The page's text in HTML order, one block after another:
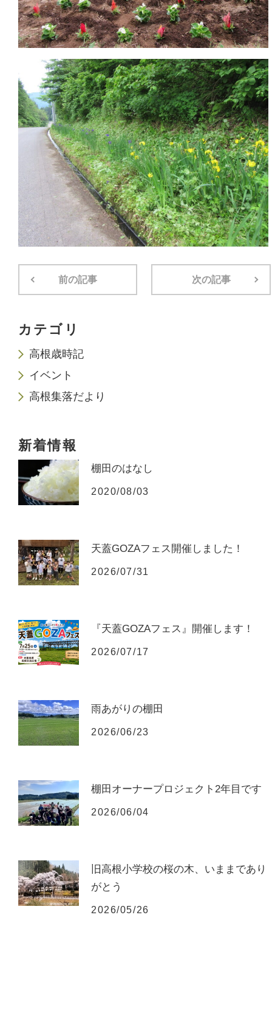
前の記事 次の記事
カテゴリ
高根歳時記
イベント
高根集落だより
新着情報
棚田のはなし
2020/08/03
天蓋GOZAフェス開催しました！
2026/07/31
『天蓋GOZAフェス』開催します！
2026/07/17
雨あがりの棚田
2026/06/23
棚田オーナープロジェクト2年目です
2026/06/04
旧高根小学校の桜の木、いままであり
がとう
2026/05/26